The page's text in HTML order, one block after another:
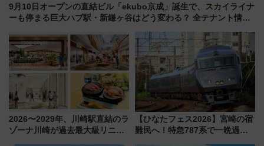
9月10日オープンの直結ビル「ekubo京成」誕生で、スカイライナ
ーも停まる巨大ハブ駅・新鎌ヶ谷はどう変わる？ 全テナント情報
2026〜2029年、川崎駅直結のラ
ゾーナ川崎が過去最大級リニュ
【ひなたフェス2026】宮崎の宿
難民へ！特急787系で一晩過ご